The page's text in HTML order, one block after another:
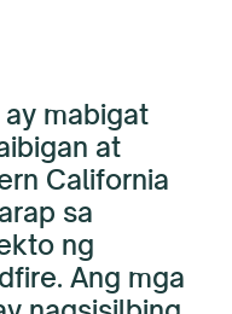
mabigat
at
California
sa
ng
Ang mga